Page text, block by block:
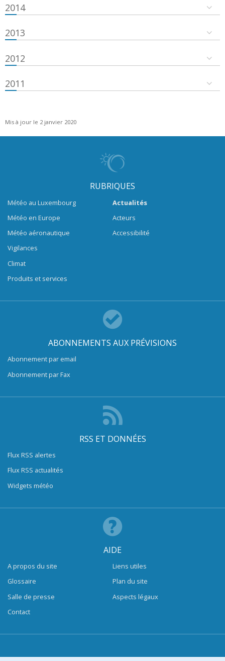
2014
2013
2012
2011
Mis à jour le 2 janvier 2020
RUBRIQUES
Météo au Luxembourg
Météo en Europe
Météo aéronautique
Vigilances
Climat
Produits et services
Actualités
Acteurs
Accessibilité
ABONNEMENTS AUX PRÉVISIONS
Abonnement par email
Abonnement par Fax
RSS ET DONNÉES
Flux RSS alertes
Flux RSS actualités
Widgets météo
AIDE
A propos du site
Glossaire
Salle de presse
Contact
Liens utiles
Plan du site
Aspects légaux